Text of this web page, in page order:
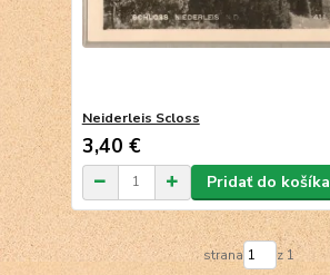
Neiderleis Scloss
3,40 €
Pridať do košíka
strana z 1